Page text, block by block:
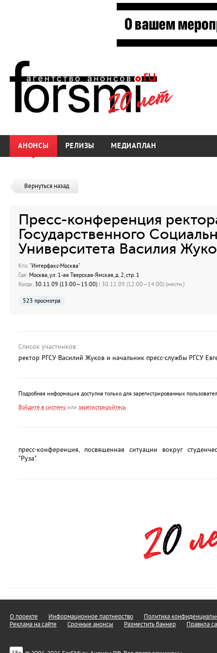
АНОНСЫ РЕЛИЗЫ МЕДИАПЛАН
Вернуться назад
Пресс-конференция
Государственного
Университета Василия
Кто: "Интерфакс-Москва"
Где: Москва, ул. 1-ая Тверская-Ямская, д. 2, стр. 1
Когда: 30.11.09 (13:00—15:00) | 30.11.09 (12:00—14:00) (местн.)
523 просмотра
Список участников:
ректор РГСУ Василий Жуков и начальник пресс-службы РГСУ
Подробная информация доступна только для зарегистрированных
Войдите в систему или зарегистрируйтесь
пресс-конференция, посвященная ситуации вокруг
"Руза".
О проекте Информационное партнерство
Политика
Реклама на сайте
Срочные анонсы Разместить баннер Правила